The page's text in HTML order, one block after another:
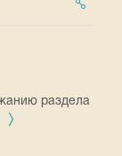
раздела